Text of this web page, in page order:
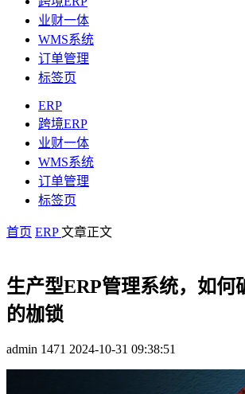
业财一体
WMS系统
订单管理
标签页
ERP
跨境ERP
业财一体
WMS系统
订单管理
标签页
首页 ERP文章正文
生产型ERP管理系统，如何
的枷锁
admin 1471 2024-10-31 09:38:51